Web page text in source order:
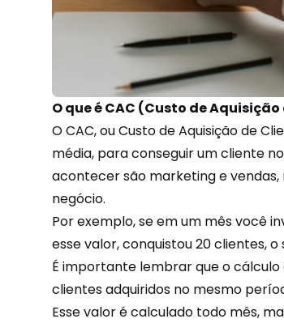
O que é CAC (Custo de
O CAC, ou Custo de Aquisição de
média, para conseguir um cliente
acontecer são marketinge
negócio.
Por exemplo, se em um mês você
esse valor, conquistou 20 clientes,
É importante lembrar que o cálculo
clientes adquiridos no mesmo
Esse valor é calculado todo mês,